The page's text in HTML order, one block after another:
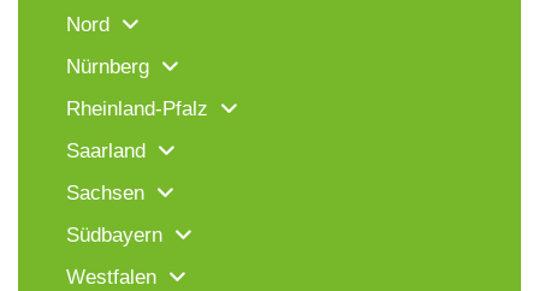
Nord
Nürnberg
Rheinland-Pfalz
Saarland
Sachsen
Südbayern
Westfalen